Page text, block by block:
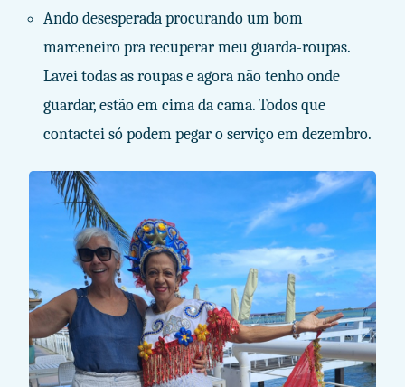
Ando desesperada procurando um bom
marceneiro pra recuperar meu guarda-roupas.
Lavei todas as roupas e agora não tenho onde
guardar, estão em cima da cama. Todos que
contactei só podem pegar o serviço em dezembro.